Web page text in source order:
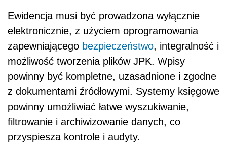
Ewidencja musi być prowadzona wyłącznie
elektronicznie, z użyciem oprogramowania
zapewniającego bezpieczeństwo, integralność i
możliwość tworzenia plików JPK. Wpisy
powinny być kompletne, uzasadnione i zgodne
z dokumentami źródłowymi. Systemy księgowe
powinny umożliwiać łatwe wyszukiwanie,
filtrowanie i archiwizowanie danych, co
przyspiesza kontrole i audyty.